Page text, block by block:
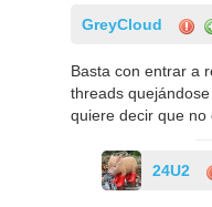
GreyCloud
Basta con entrar a
threads
quiere decir que no
24U2